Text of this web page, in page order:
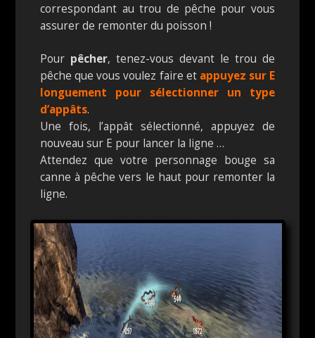
correspondant au trou de pêche pour vous
assurer de remonter du poisson !
Pour pêcher, tenez-vous devant le trou de
pêche que vous voulez faire etappuyez sur E
longuement pour sélectionner un type
d’appâts.
Une fois, l’appât sélectionné, appuyez de
nouveau sur E pour lancer la ligne …
Attendez que votre personnage bouge sa
canne à pêche vers le haut pour remonter la
ligne.